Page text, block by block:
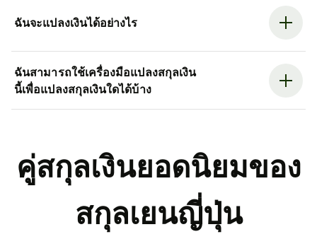
ฉันจะแปลงเงินได้อย่างไร
ฉันสามารถใช้เครื่องมือแปลงสกุลเงิน
นี้เพื่อแปลงสกุลเงินใดได้บ้าง
คู่สกุลเงินยอดนิยมของ
สกุลเยนญี่ปุ่น